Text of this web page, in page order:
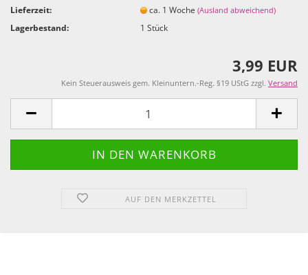
Lieferzeit:
ca. 1 Woche(Ausland abweichend)
Lagerbestand: 1Stück
3,99 EUR
Kein Steuerausweis gem. Kleinuntern.-Reg. §19 UStG zzgl. Versand
AUF DEN MERKZETTEL